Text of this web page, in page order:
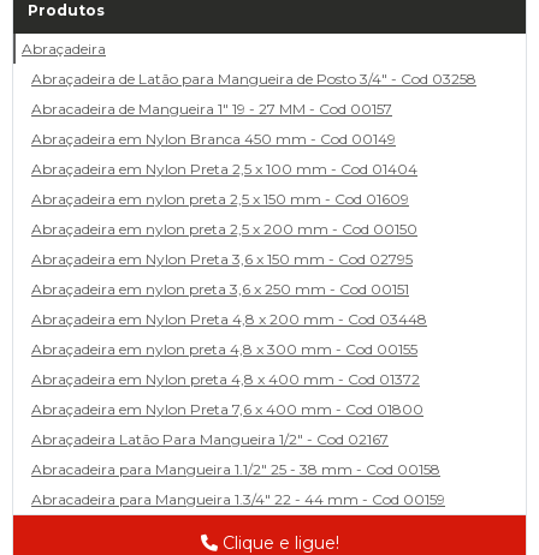
Produtos
Abraçadeira
Abraçadeira de Latão para Mangueira de Posto 3/4" - Cod 03258
Abracadeira de Mangueira 1" 19 - 27 MM - Cod 00157
Abraçadeira em Nylon Branca 450 mm - Cod 00149
Abraçadeira em Nylon Preta 2,5 x 100 mm - Cod 01404
Abraçadeira em nylon preta 2,5 x 150 mm - Cod 01609
Abraçadeira em nylon preta 2,5 x 200 mm - Cod 00150
Abraçadeira em Nylon Preta 3,6 x 150 mm - Cod 02795
Abraçadeira em nylon preta 3,6 x 250 mm - Cod 00151
Abraçadeira em Nylon Preta 4,8 x 200 mm - Cod 03448
Abraçadeira em nylon preta 4,8 x 300 mm - Cod 00155
Abraçadeira em Nylon preta 4,8 x 400 mm - Cod 01372
Abraçadeira em Nylon Preta 7,6 x 400 mm - Cod 01800
Abraçadeira Latão Para Mangueira 1/2" - Cod 02167
Abracadeira para Mangueira 1.1/2" 25 - 38 mm - Cod 00158
Abracadeira para Mangueira 1.3/4" 22 - 44 mm - Cod 00159
Abracadeira para Mangueira 1/2' 14 - 22 - Cod 02585
Clique e ligue!